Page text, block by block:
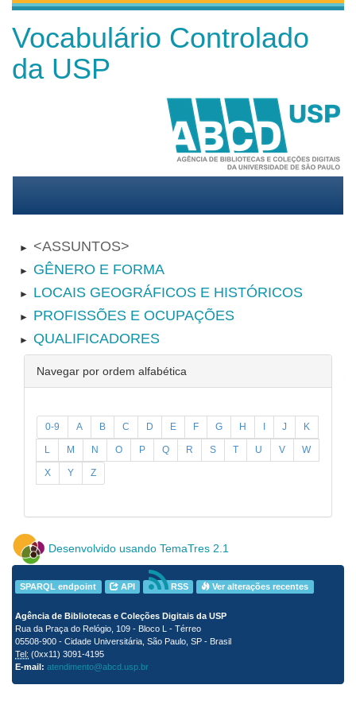
Vocabulário Controlado
da USP
► ASSUNTOS
► GÊNERO E FORMA
► LOCAIS GEOGRÁFICOS E HISTÓRICOS
► PROFISSÕES E OCUPAÇÕES
► QUALIFICADORES
Navegar por ordem alfabética
0-9 A B C D E F G H I J K
L M N O P Q R S T U V W
X Y Z
Desenvolvido usando TemaTres 2.1
SPARQL endpoint API RSS Ver alterações recentes
Agência de Bibliotecas e Coleções Digitais da USP
Rua da Praça do Relógio, 109 - Bloco L - Térreo
05508-900 - Cidade Universitária, São Paulo, SP - Brasil
Tel: (0xx11) 3091-4195
E-mail: atendimento@abcd.usp.br